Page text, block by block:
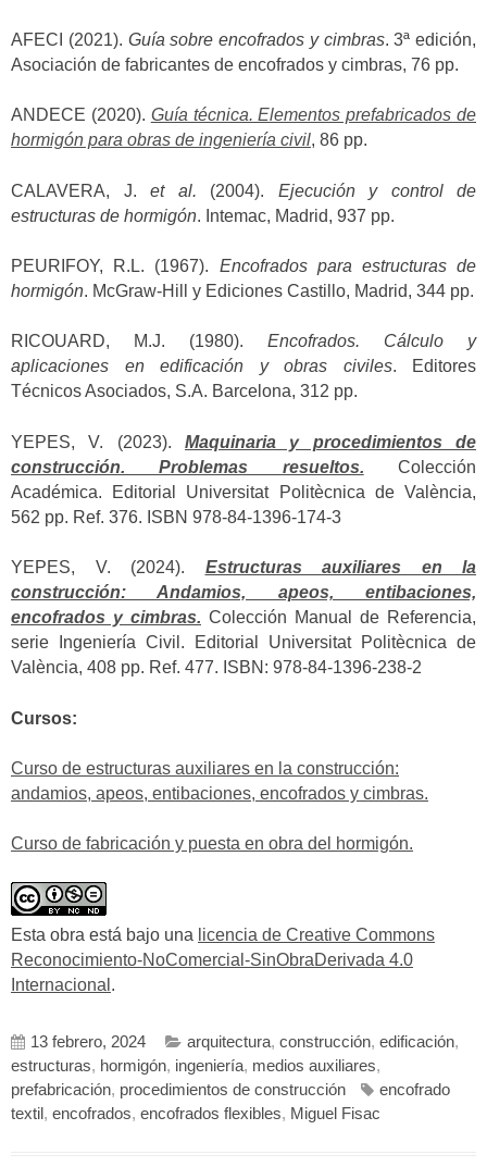
AFECI (2021). Guía sobre encofrados y cimbras. 3ª edición,
Asociación de fabricantes de encofrados y cimbras, 76 pp.
ANDECE (2020). Guía técnica. Elementos prefabricados de
hormigón para obras de ingeniería civil, 86 pp.
CALAVERA, J. et al. (2004). Ejecución y control de
estructuras de hormigón. Intemac, Madrid, 937 pp.
PEURIFOY, R.L. (1967). Encofrados para estructuras de
hormigón. McGraw-Hill y Ediciones Castillo, Madrid, 344 pp.
RICOUARD, M.J. (1980). Encofrados. Cálculo y
aplicaciones en edificación y obras civiles. Editores
Técnicos Asociados, S.A. Barcelona, 312 pp.
YEPES, V. (2023). Maquinaria y procedimientos de
construcción. Problemas resueltos. Colección
Académica. Editorial Universitat Politècnica de València,
562 pp. Ref. 376. ISBN 978-84-1396-174-3
YEPES, V. (2024). Estructuras auxiliares en la
construcción: Andamios, apeos, entibaciones,
encofrados y cimbras. Colección Manual de Referencia,
serie Ingeniería Civil. Editorial Universitat Politècnica de
València, 408 pp. Ref. 477. ISBN: 978-84-1396-238-2
Cursos:
Curso de estructuras auxiliares en la construcción:
andamios, apeos, entibaciones, encofrados y cimbras.
Curso de fabricación y puesta en obra del hormigón.
Esta obra está bajo una licencia de Creative Commons
Reconocimiento-NoComercial-SinObraDerivada 4.0
Internacional .
13 febrero, 2024 arquitectura, construcción, edificación,
estructuras, hormigón, ingeniería, medios auxiliares,
prefabricación, procedimientos de construcción
encofrado
textil , encofrados, encofrados flexibles, Miguel Fisac